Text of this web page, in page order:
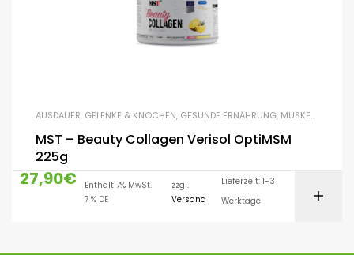
AUSDAUER, GELENKE & KNOCHEN, GESUNDE ERNÄHRUNG, MUSKELAUFBAU
MST – Beauty Collagen Verisol OptiMSM
225g
27,90€
Enthält 7% MwSt.
7 % DE
zzgl.
Versand
Lieferzeit: 1-3
Werktage